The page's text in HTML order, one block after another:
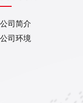
公司简介
公司环境